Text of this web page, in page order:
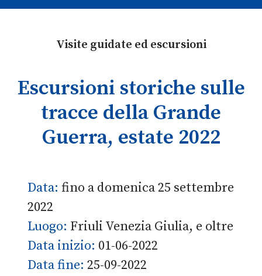
Visite guidate ed escursioni
Escursioni storiche sulle
tracce della Grande
Guerra, estate 2022
Data: fino a domenica 25 settembre
2022
Luogo: Friuli Venezia Giulia, e oltre
Data inizio: 01-06-2022
Data fine: 25-09-2022